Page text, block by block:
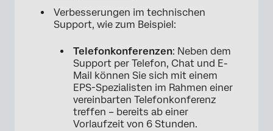
Verbesserungen im technischen
Support, wie zum Beispiel:
Telefonkonferenzen: Neben dem
Support per Telefon, Chat und E-
Mail können Sie sich mit einem
EPS-Spezialisten im Rahmen einer
vereinbarten Telefonkonferenz
treffen – bereits ab einer
Vorlaufzeit von 6 Stunden.